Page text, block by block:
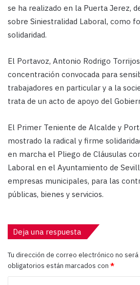
se ha realizado en la Puerta Jerez,
sobre Siniestralidad Laboral, como
solidaridad.
El Portavoz, Antonio Rodrigo
concentración convocada para
trabajadores en particular y a la
trata de un acto de apoyo del
El Primer Teniente de Alcalde y
mostrado la radical y firme
en marcha el Pliego de Cláusulas
Laboral en el Ayuntamiento de
empresas municipales, para las
públicas, bienes y servicios.
Deja una respuesta
Tu dirección de correo electrónico no será
obligatorios están marcados con *